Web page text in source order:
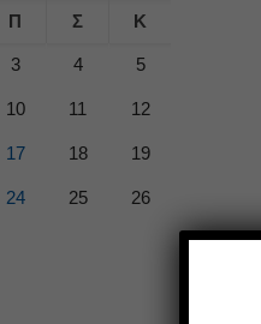
Π Σ Κ
3 4 5
10 11 12
17 18 19
24 25 26